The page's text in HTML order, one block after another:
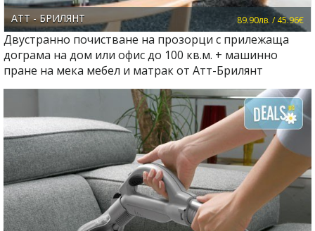
АТТ - БРИЛЯНТ 89.90лв. / 45.96€
Двустранно почистване на прозорци с прилежаща
дограма на дом или офис до 100 кв.м. + машинно
пране на мека мебел и матрак от Атт-Брилянт